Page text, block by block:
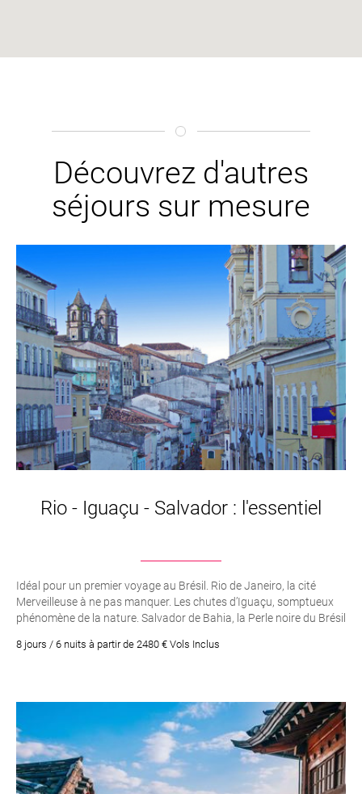
Découvrez d'autres
séjours sur mesure
Rio - Iguaçu - Salvador : l'essentiel
Idéal pour un premier voyage au Brésil. Rio de Janeiro, la cité
Merveilleuse à ne pas manquer. Les chutes d’Iguaçu, somptueux
phénomène de la nature. Salvador de Bahia, la Perle noire du Brésil
8 jours / 6 nuits à partir de 2480 € Vols Inclus